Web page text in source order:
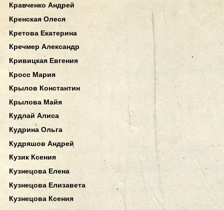
Кравченко Андрей
Кренская Олеся
Кретова Екатерина
Кречмер Александр
Кривицкая Евгения
Кросс Мария
Крылов Константин
Крылова Майя
Кудлай Алиса
Кудрина Ольга
Кудряшов Андрей
Кузик Ксения
Кузнецова Елена
Кузнецова Елизавета
Кузнецова Ксения